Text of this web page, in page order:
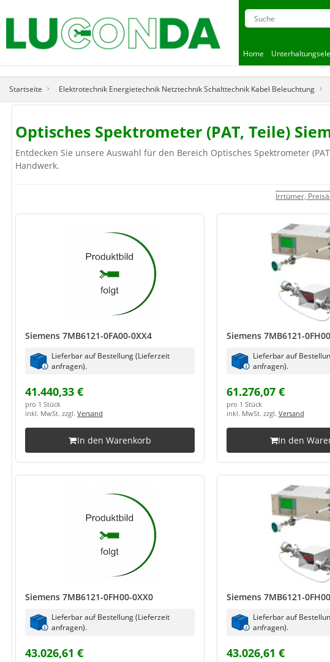
Home
Startseite Elektrotechnik Energietechnik Netztechnik Schalttechnik Kabel Beleuchtung
Optisches Spektrometer (PAT, Teile)
Entdecken Sie unsere Auswahl für den Bereich Optisches Spektrometer
Handwerk.
Irrtümer,
Siemens 7MB6121-0FA00-0XX4
Lieferbar auf Bestellung (Lieferzeit
anfragen).
41.440,33 €
pro 1 Stück
inkl. MwSt. zzgl. Versand
In den Warenkorb
Siemens 7MB6121-
Lieferbar auf
anfragen).
61.276,07 €
pro 1 Stück
inkl. MwSt. zzgl. Versand
In den
Siemens 7MB6121-0FH00-0XX0
Lieferbar auf Bestellung (Lieferzeit
anfragen).
43.026,61 €
Siemens 7MB6121-
Lieferbar auf
anfragen).
43.026,61 €